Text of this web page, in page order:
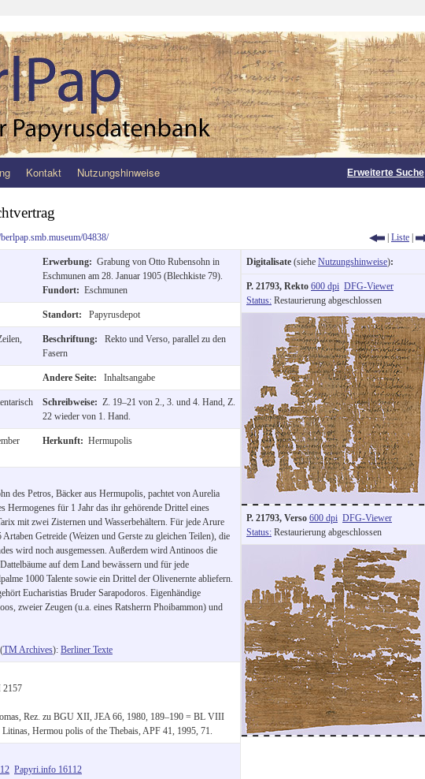
Kontakt Nutzungshinweise Erweiterte Suche
04838/ | Liste |
Erwerbung: Grabung von Otto Rubensohn in
Eschmunen am 28. Januar 1905 (Blechkiste 79).
Fundort: Eschmunen
Standort: Papyrusdepot
Beschriftung:
Rekto und Verso, parallel zu den
Fasern
Andere Seite: Inhaltsangabe
Schreibweise: Z. 19–21 von 2., 3. und 4. Hand, Z.
22 wieder von 1. Hand.
Herkunft: Hermupolis
des Petros, Bäcker aus Hermupolis, pachtet von Aurelia
Hermogenes für 1 Jahr das ihr gehörende Drittel eines
mit zwei Zisternen und Wasserbehältern. Für jede Arure
Artaben Getreide (Weizen und Gerste zu gleichen Teilen), die
wird noch ausgemessen. Außerdem wird Antinoos die
auf dem Land bewässern und für jede
1000 Talente sowie ein Drittel der Olivenernte abliefern.
Eucharistias Bruder Sarapodoros. Eigenhändige
zweier Zeugen (u.a. eines Ratsherrn Phoibammon) und
(TM Archives): Berliner Texte
2157
Rez. zu BGU XII, JEA 66, 1980, 189–190 = BL VIII
Hermou polis of the Thebais, APF 41, 1995, 71.
Papyri.info 16112
Digitalisate (siehe Nutzungshinweise):
P. 21793, Rekto 600 dpi DFG-Viewer
Status: Restaurierung abgeschlossen
P. 21793, Verso 600 dpi DFG-Viewer
Status: Restaurierung abgeschlossen